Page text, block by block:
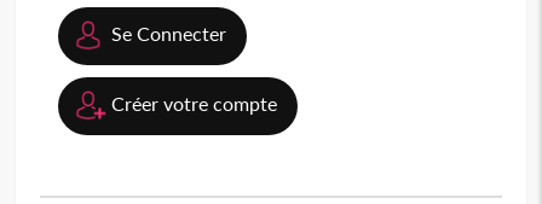
Se Connecter
Créer votre compte